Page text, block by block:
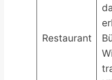
Restaurant